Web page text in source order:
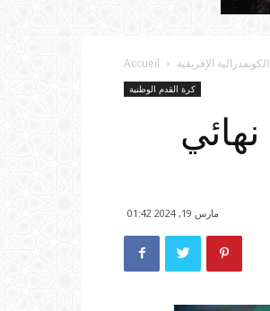
Accueil الإفريقية
كرة القدم الوطنية
مارس 19, 2024 01:42